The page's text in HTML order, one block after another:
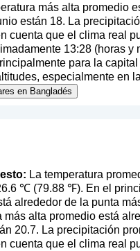
más alta promedio
están 18. La
cuenta que el clima real
13:28 (horas y
para la
especialmente en
en Bangladés
La temperatura
℃ (79.88 ℉). En el
alrededor de la punta
alta promedio está
20.7. La precipitación
cuenta que el clima real